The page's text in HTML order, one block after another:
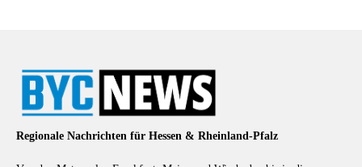
Regionale Nachrichten für Hessen & Rheinland-Pfalz